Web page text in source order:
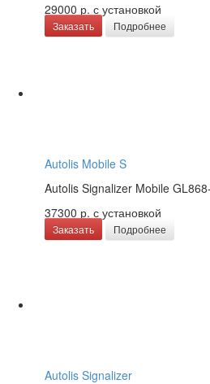
29000 р. с установкой
Заказать Подробнее
Autolis Mobile S
Autolis Signalizer Mobile
37300 р. с установкой
Заказать Подробнее
Autolis Signalizer